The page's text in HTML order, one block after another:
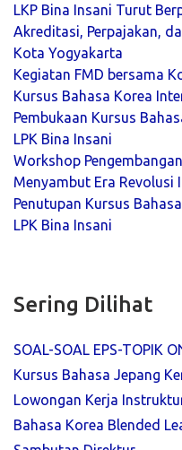
LKP Bina Insani Turut
Akreditasi, Perpajakan,
Kota Yogyakarta
Kegiatan FMD bersama
Kursus Bahasa Korea
Pembukaan Kursus
LPK Bina Insani
Workshop
Menyambut Era Revolusi
Penutupan Kursus
LPK Bina Insani
Sering Dilihat
SOAL-SOAL EPS-TOPIK
Kursus Bahasa Jepang
Lowongan Kerja
Bahasa Korea Blended